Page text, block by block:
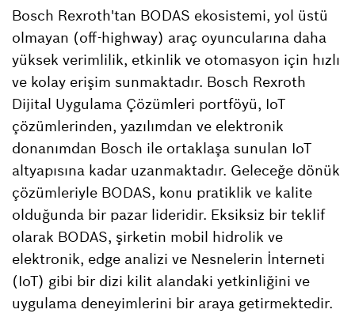
Bosch Rexroth'tan BODAS ekosistemi, yol üstü
olmayan (off-highway) araç oyuncularına daha
yüksek verimlilik, etkinlik ve otomasyon için hızlı
ve kolay erişim sunmaktadır. Bosch Rexroth
Dijital Uygulama Çözümleri portföyü, IoT
çözümlerinden, yazılımdan ve elektronik
donanımdan Bosch ile ortaklaşa sunulan IoT
altyapısına kadar uzanmaktadır. Geleceğe dönük
çözümleriyle BODAS, konu pratiklik ve kalite
olduğunda bir pazar lideridir. Eksiksiz bir teklif
olarak BODAS, şirketin mobil hidrolik ve
elektronik, edge analizi ve Nesnelerin İnterneti
(IoT) gibi bir dizi kilit alandaki yetkinliğini ve
uygulama deneyimlerini bir araya getirmektedir.